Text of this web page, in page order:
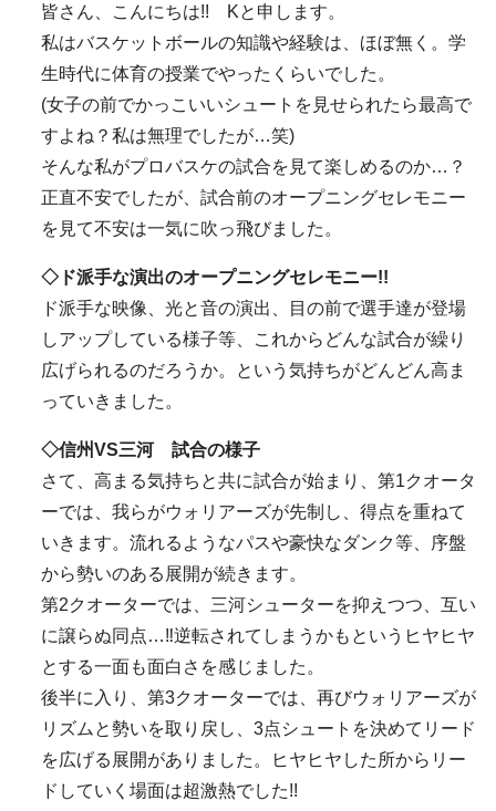
皆さん、こんにちは!! Kと申します。
私はバスケットボールの知識や経験は、ほぼ無く。学
生時代に体育の授業でやったくらいでした。
(女子の前でかっこいいシュートを見せられたら最高で
すよね？私は無理でしたが…笑)
そんな私がプロバスケの試合を見て楽しめるのか…？
正直不安でしたが、試合前のオープニングセレモニー
を見て不安は一気に吹っ飛びました。
◇ド派手な演出のオープニングセレモニー!!
ド派手な映像、光と音の演出、目の前で選手達が登場
しアップしている様子等、これからどんな試合が繰り
広げられるのだろうか。という気持ちがどんどん高ま
っていきました。
◇信州VS三河 試合の様子
さて、高まる気持ちと共に試合が始まり、第1クオータ
ーでは、我らがウォリアーズが先制し、得点を重ねて
いきます。流れるようなパスや豪快なダンク等、序盤
から勢いのある展開が続きます。
第2クオーターでは、三河シューターを抑えつつ、互い
に譲らぬ同点…‼逆転されてしまうかもというヒヤヒヤ
とする一面も面白さを感じました。
後半に入り、第3クオーターでは、再びウォリアーズが
リズムと勢いを取り戻し、3点シュートを決めてリード
を広げる展開がありました。ヒヤヒヤした所からリー
ドしていく場面は超激熱でした!!